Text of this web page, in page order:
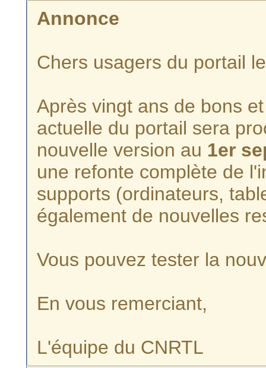
Annonce
Chers usagers du portail
Après vingt ans de bons
actuelle du portail sera
nouvelle version au 1er
une refonte complète de
supports (ordinateurs,
également de nouvelles
Vous pouvez tester la
En vous remerciant,
L'équipe du CNRTL